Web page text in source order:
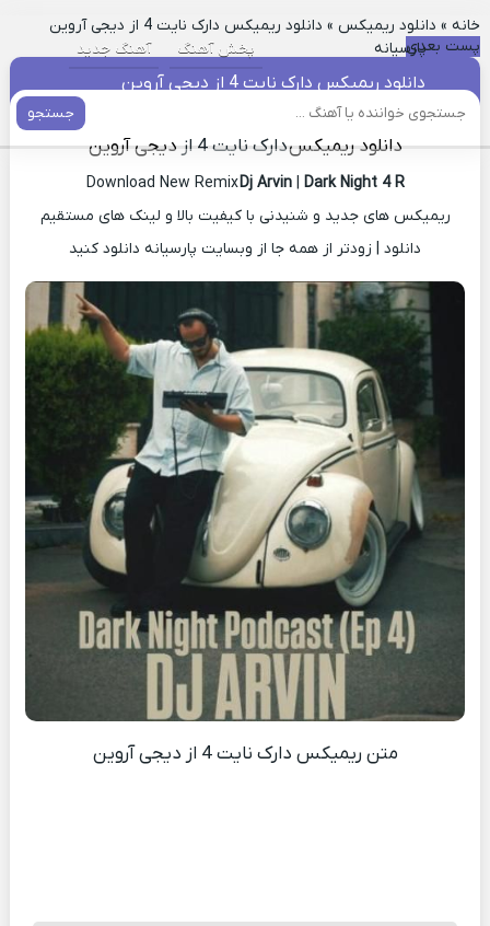
پارسیانه پخش آهنگ آهنگ جدید
جستجو
خانه» دانلود ریمیکس » دانلود ریمیکس دارک نایت 4 از دیجی آروین
پست بعدی
دانلود ریمیکس دارک نایت 4 از دیجی آروین
دانلود ریمیکسدارک نایت 4 از دیجی آروین
Download New RemixDj Arvin| Dark Night 4 R
ریمیکس های جدید و شنیدنی با کیفیت بالا و لینک های مستقیم
دانلود | زودتر از همه جا از وبسایت پارسیانه دانلود کنید
متن ریمیکس دارک نایت 4 از دیجی آروین